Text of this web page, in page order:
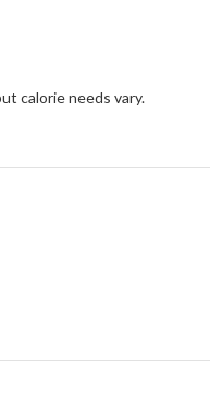
calorie needs vary.